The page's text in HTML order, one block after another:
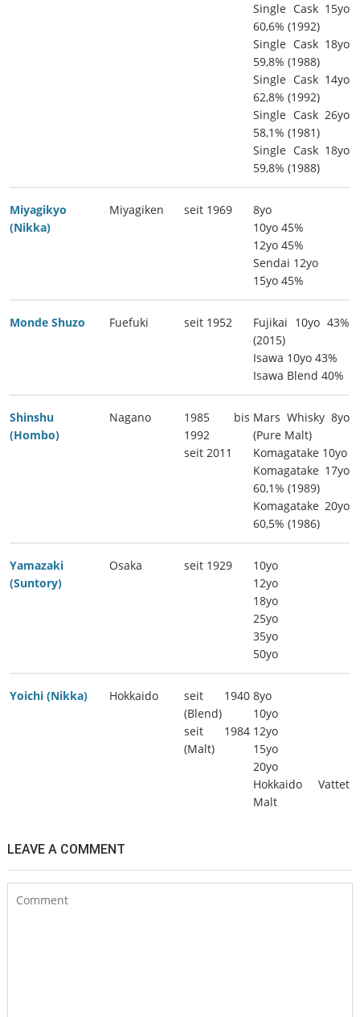
Single Cask 15yo
60,6% (1992)
Single Cask 18yo
59,8% (1988)
Single Cask 14yo
62,8% (1992)
Single Cask 26yo
58,1% (1981)
Single Cask 18yo
59,8% (1988)
Miyagikyo
(Nikka)
Miyagiken seit 1969
8yo
10yo 45%
12yo 45%
Sendai 12yo
15yo 45%
Monde Shuzo Fuefuki seit 1952
Fujikai 10yo 43%
(2015)
Isawa 10yo 43%
Isawa Blend 40%
Shinshu
(Hombo)
Nagano
1985 bis
1992
seit 2011
Mars Whisky 8yo
(Pure Malt)
Komagatake 10yo
Komagatake 17yo
60,1% (1989)
Komagatake 20yo
60,5% (1986)
Yamazaki
(Suntory)
Osaka seit 1929
10yo
12yo
18yo
25yo
35yo
50yo
Yoichi (Nikka) Hokkaido
seit 1940
(Blend)
seit 1984
(Malt)
8yo
10yo
12yo
15yo
20yo
Hokkaido Vattet
Malt
LEAVE A COMMENT